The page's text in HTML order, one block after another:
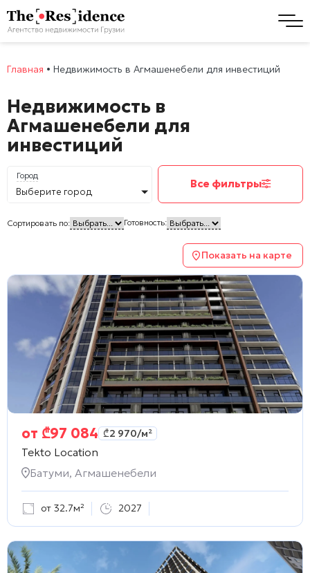
Главная • Недвижимость в Агмашенебели для инвестиций
Недвижимость в
Агмашенебели для
инвестиций
Город
Выберите город
Все фильтры
Сортировать по: Готовность:
Показать на карте
от ₾97 084 ₾2 970/м²
Tekto Location
Батуми, Агмашенебели
от 32.7м² 2027